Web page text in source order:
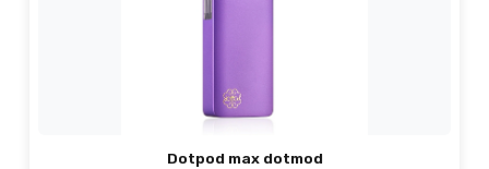
Dotpod max dotmod